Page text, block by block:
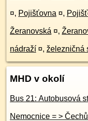
¤, Pojišťovna ¤,
Žeranovská ¤,
nádraží ¤, železničná
MHD v okolí
Nemocnice = >